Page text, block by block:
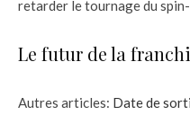
retarder le tournage du
Le futur de la
Autres articles: Date de